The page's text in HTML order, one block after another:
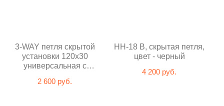
3-WAY петля скрытой
установки 120х30
универсальная с
(60 кг на 2шт) (21010-120
2 600 руб.
HH-18 B, скрытая петля,
цвет - черный
4 200 руб.